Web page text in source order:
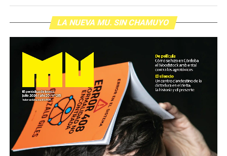
Para descargar los archivos:www.radiolavaca.org
gratuita para todas las emisoras que nos escriban a
infolavaca@yahoo.com.ar
LA NUEVA MU. SIN CHAMUYO